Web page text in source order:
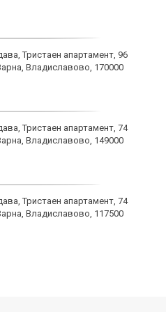
Тристаен апартамент, 96
Владиславово, 170000
Тристаен апартамент, 74
Владиславово, 149000
Тристаен апартамент, 74
Владиславово, 117500